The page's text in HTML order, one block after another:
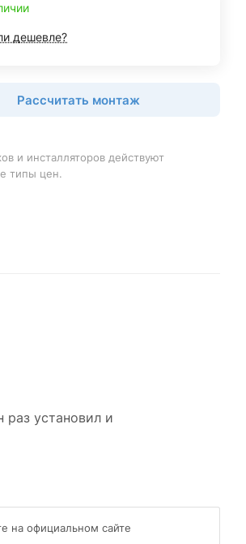
дешевле?
Рассчитать монтаж
и инсталляторов действуют
типы цен.
раз установил и
на официальном сайте